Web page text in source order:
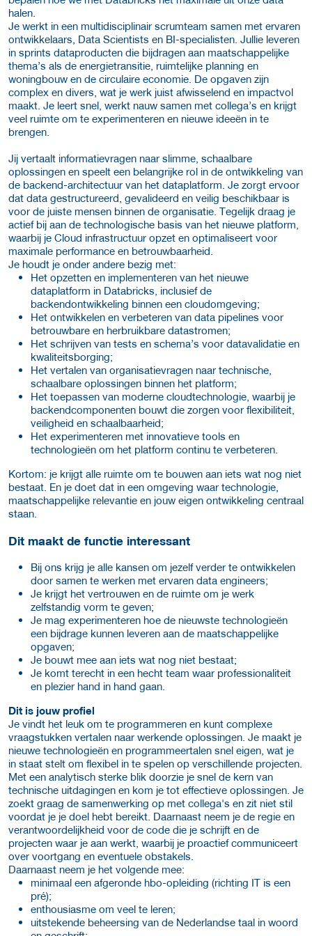
halen.
Je werkt in een multidisciplinair scrumteam samen met ervaren
ontwikkelaars, Data Scientists en BI-specialisten. Jullie leveren
in sprints dataproducten die bijdragen aan maatschappelijke
thema’s als de energietransitie, ruimtelijke planning en
woningbouw en de circulaire economie. De opgaven zijn
complex en divers, wat je werk juist afwisselend en impactvol
maakt. Je leert snel, werkt nauw samen met collega’s en krijgt
veel ruimte om te experimenteren en nieuwe ideeën in te
brengen.
Jij vertaalt informatievragen naar slimme, schaalbare
oplossingen en speelt een belangrijke rol in de ontwikkeling van
de backend-architectuur van het dataplatform. Je zorgt ervoor
dat data gestructureerd, gevalideerd en veilig beschikbaar is
voor de juiste mensen binnen de organisatie. Tegelijk draag je
actief bij aan de technologische basis van het nieuwe platform,
waarbij je Cloud infrastructuur opzet en optimaliseert voor
maximale performance en betrouwbaarheid.
Je houdt je onder andere bezig met:
Het opzetten en implementeren van het nieuwe
dataplatform in Databricks, inclusief de
backendontwikkeling binnen een cloudomgeving;
Het ontwikkelen en verbeteren van data pipelines voor
betrouwbare en herbruikbare datastromen;
Het schrijven van tests en schema’s voor datavalidatie en
kwaliteitsborging;
Het vertalen van organisatievragen naar technische,
schaalbare oplossingen binnen het platform;
Het toepassen van moderne cloudtechnologie, waarbij je
backendcomponenten bouwt die zorgen voor flexibiliteit,
veiligheid en schaalbaarheid;
Het experimenteren met innovatieve tools en
technologieën om het platform continu te verbeteren.
Kortom: je krijgt alle ruimte om te bouwen aan iets wat nog niet
bestaat. En je doet dat in een omgeving waar technologie,
maatschappelijke relevantie en jouw eigen ontwikkeling centraal
staan.
Dit maakt de functie interessant
Bij ons krijg je alle kansen om jezelf verder te ontwikkelen
door samen te werken met ervaren data engineers;
Je krijgt het vertrouwen en de ruimte om je werk
zelfstandig vorm te geven;
Je mag experimenteren hoe de nieuwste technologieën
een bijdrage kunnen leveren aan de maatschappelijke
opgaven;
Je bouwt mee aan iets wat nog niet bestaat;
Je komt terecht in een hecht team waar professionaliteit
en plezier hand in hand gaan.
Dit is jouw profiel
Je vindt het leuk om te programmeren en kunt complexe
vraagstukken vertalen naar werkende oplossingen. Je maakt je
nieuwe technologieën en programmeertalen snel eigen, wat je
in staat stelt om flexibel in te spelen op verschillende projecten.
Met een analytisch sterke blik doorzie je snel de kern van
technische uitdagingen en kom je tot effectieve oplossingen. Je
zoekt graag de samenwerking op met collega's en zit niet stil
voordat je je doel hebt bereikt. Daarnaast neem je de regie en
verantwoordelijkheid voor de code die je schrijft en de
projecten waar je aan werkt, waarbij je proactief communiceert
over voortgang en eventuele obstakels.
Daarnaast neem je het volgende mee:
minimaal een afgeronde hbo-opleiding (richting IT is een
pré);
enthousiasme om veel te leren;
uitstekende beheersing van de Nederlandse taal in woord